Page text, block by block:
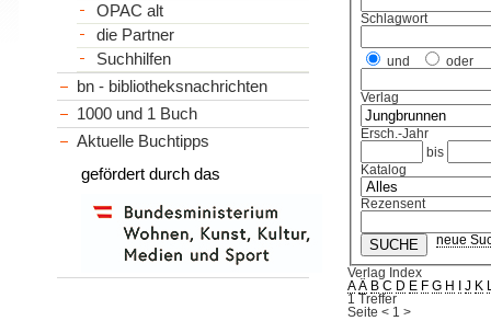
Schlagwort
und oder
Verlag
Ersch.-Jahr
bis
Katalog
Rezensent
neue
Verlag Index
A Ä B C D E F G H J K
1 Treffer
Seite < 1 >
OPAC alt
die Partner
Suchhilfen
bn - bibliotheksnachrichten
1000 und 1 Buch
Aktuelle Buchtipps
gefördert durch das